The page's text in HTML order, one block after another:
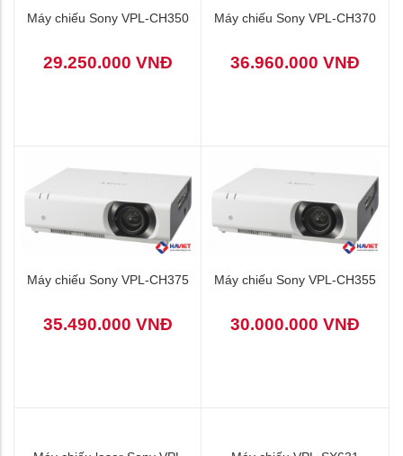
Máy chiếu Sony VPL-CH350
29.250.000 VNĐ
Máy chiếu Sony VPL-CH370
36.960.000 VNĐ
Máy chiếu Sony VPL-CH375
35.490.000 VNĐ
Máy chiếu Sony VPL-CH355
30.000.000 VNĐ